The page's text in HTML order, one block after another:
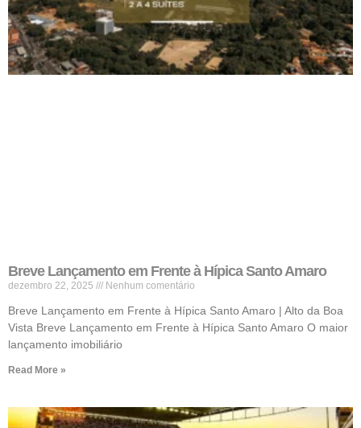
Breve Lançamento em Frente à Hípica Santo Amaro
dezembro 22, 2025 Nenhum comentário
Breve Lançamento em Frente à Hípica Santo Amaro | Alto da Boa
Vista Breve Lançamento em Frente à Hípica Santo Amaro O maior
lançamento imobiliário
Read More »